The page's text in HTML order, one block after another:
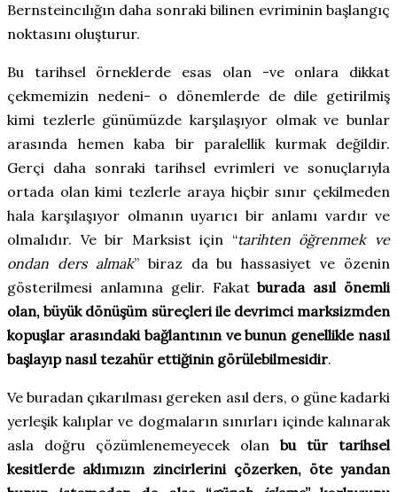
Bernsteincılığın daha sonraki bilinen evriminin başlangıç
noktasını oluşturur.
Bu tarihsel örneklerde esas olan -ve onlara dikkat
çekmemizin nedeni- o dönemlerde de dile getirilmiş
kimi tezlerle günümüzde karşılaşıyor olmak ve bunlar
arasında hemen kaba bir paralellik kurmak değildir.
Gerçi daha sonraki tarihsel evrimleri ve sonuçlarıyla
ortada olan kimi tezlerle araya hiçbir sınır çekilmeden
hala karşılaşıyor olmanın uyarıcı bir anlamı vardır ve
olmalıdır. Ve bir Marksist için “tarihten öğrenmek ve
ondan ders almak”biraz da bu hassasiyet ve özenin
gösterilmesi anlamına gelir. Fakatburada asıl önemli
olan, büyük dönüşüm süreçleri ile devrimci marksizmden
kopuşlar arasındaki bağlantının ve bunun genellikle nasıl
başlayıp nasıl tezahür ettiğinin görülebilmesidir.
Ve buradan çıkarılması gereken asıl ders, o güne kadarki
yerleşik kalıplar ve dogmaların sınırları içinde kalınarak
asla doğru çözümlenemeyecek olan bu tür tarihsel
kesitlerde aklımızın zincirlerini çözerken, öte yandan